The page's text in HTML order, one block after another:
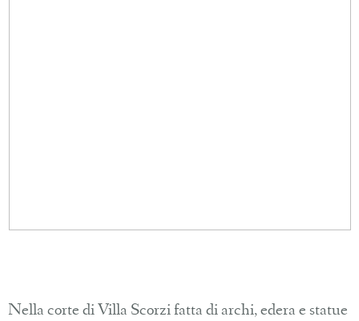
Nella corte di Villa Scorzi fatta di archi, edera e statue